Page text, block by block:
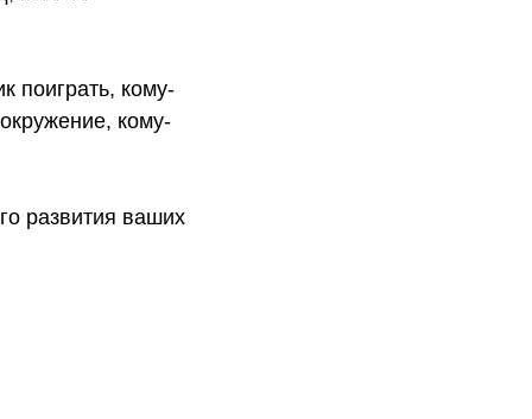
поиграть, кому-
кому-
развития ваших